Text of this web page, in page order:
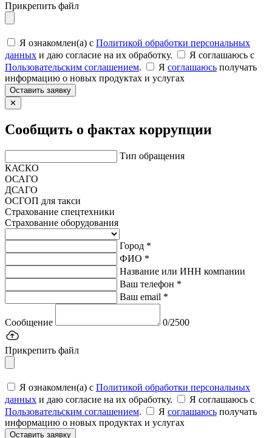
Прикрепить файл
Я ознакомлен(а) с Политикой обработки персональных
данных и даю согласие на их обработку.
Я соглашаюсь c
Пользовательским соглашением. Я соглашаюсь получать
информацию о новых продуктах и услугах
Оставить заявку
✕
Сообщить о фактах коррупции
Тип обращения
КАСКО
ОСАГО
ДСАГО
ОСГОП для такси
Страхование спецтехники
Страхование оборудования
Город *
ФИО *
Название или ИНН компании
Ваш телефон *
Ваш email *
Сообщение 0/2500
Прикрепить файл
Я ознакомлен(а) с Политикой обработки персональных
данных и даю согласие на их обработку.
Я соглашаюсь c
Пользовательским соглашением. Я соглашаюсь получать
информацию о новых продуктах и услугах
Оставить заявку